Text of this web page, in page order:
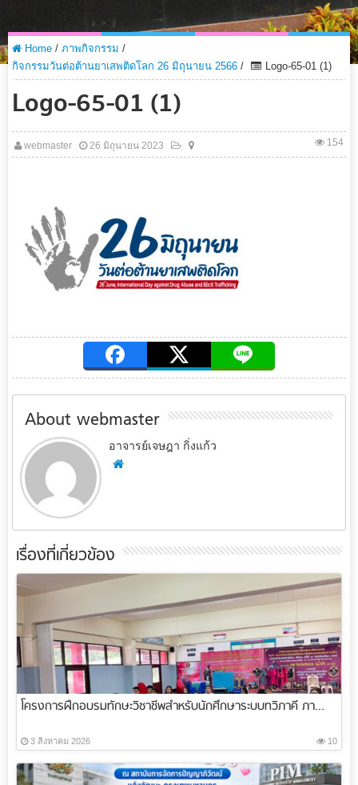
Home / ภาพกิจกรรม /
กิจกรรมวันต่อต้านยาเสพติดโลก 26 มิถุนายน 2566 / Logo-65-01 (1)
Logo-65-01 (1)
webmaster 26 มิถุนายน 2023 154
About webmaster
อาจารย์เจษฎา กิ่งแก้ว
เรื่องที่เกี่ยวข้อง
โครงการฝึกอบรมทักษะวิชาชีพสำหรับนักศึกษาระบบทวิภาคี ภา...
3 สิงหาคม 2026 10